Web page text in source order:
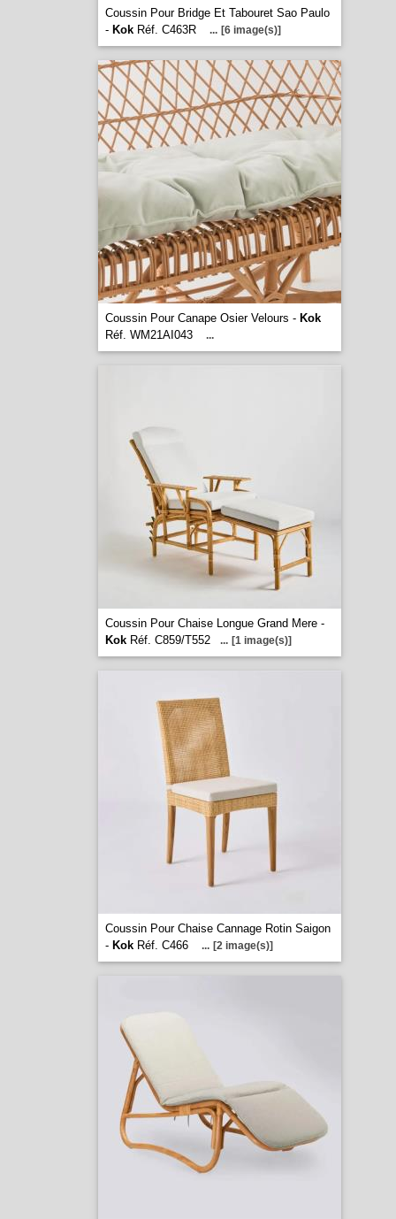
Coussin Pour Bridge Et Tabouret Sao Paulo
- KokRéf. C463R ... [6 image(s)]
Coussin Pour Canape Osier Velours - Kok
Réf. WM21AI043
...
Coussin Pour Chaise Longue Grand Mere -
KokRéf. C859/T552 ... [1 image(s)]
Coussin Pour Chaise Cannage Rotin Saigon
- KokRéf. C466 ... [2 image(s)]